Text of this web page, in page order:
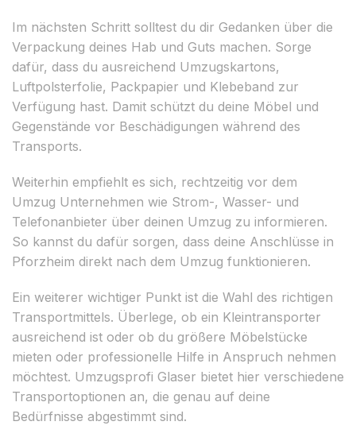
Im nächsten Schritt solltest du dir Gedanken über die
Verpackung deines Hab und Guts machen. Sorge
dafür, dass du ausreichend Umzugskartons,
Luftpolsterfolie, Packpapier und Klebeband zur
Verfügung hast. Damit schützt du deine Möbel und
Gegenstände vor Beschädigungen während des
Transports.
Weiterhin empfiehlt es sich, rechtzeitig vor dem
Umzug Unternehmen wie Strom-, Wasser- und
Telefonanbieter über deinen Umzug zu informieren.
So kannst du dafür sorgen, dass deine Anschlüsse in
Pforzheim direkt nach dem Umzug funktionieren.
Ein weiterer wichtiger Punkt ist die Wahl des richtigen
Transportmittels. Überlege, ob ein Kleintransporter
ausreichend ist oder ob du größere Möbelstücke
mieten oder professionelle Hilfe in Anspruch nehmen
möchtest. Umzugsprofi Glaser bietet hier verschiedene
Transportoptionen an, die genau auf deine
Bedürfnisse abgestimmt sind.